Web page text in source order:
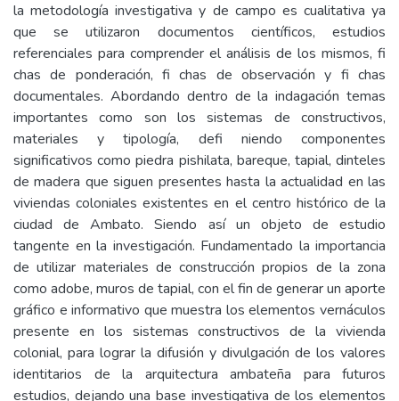
la metodología investigativa y de campo es cualitativa ya
que se utilizaron documentos científicos, estudios
referenciales para comprender el análisis de los mismos, fi
chas de ponderación, fi chas de observación y fi chas
documentales. Abordando dentro de la indagación temas
importantes como son los sistemas de constructivos,
materiales y tipología, defi niendo componentes
significativos como piedra pishilata, bareque, tapial, dinteles
de madera que siguen presentes hasta la actualidad en las
viviendas coloniales existentes en el centro histórico de la
ciudad de Ambato. Siendo así un objeto de estudio
tangente en la investigación. Fundamentado la importancia
de utilizar materiales de construcción propios de la zona
como adobe, muros de tapial, con el fin de generar un aporte
gráfico e informativo que muestra los elementos vernáculos
presente en los sistemas constructivos de la vivienda
colonial, para lograr la difusión y divulgación de los valores
identitarios de la arquitectura ambateña para futuros
estudios, dejando una base investigativa de los elementos